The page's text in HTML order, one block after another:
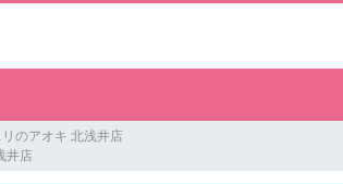
リのアオキ 北浅井店
井店